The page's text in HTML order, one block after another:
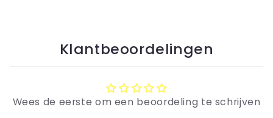
Klantbeoordelingen
Wees de eerste om een beoordeling te schrijven